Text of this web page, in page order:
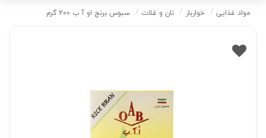
مواد غذایی خواربار نان و غلات سبوس برنج او آ ب 200 گرم